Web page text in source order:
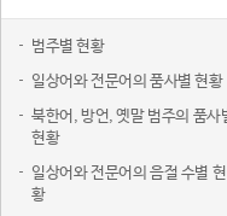
범주별 현황
일상어와 전문어의 품사별 현황
북한어, 방언, 옛말 범주의 품사
현황
일상어와 전문어의 음절 수별 현
황